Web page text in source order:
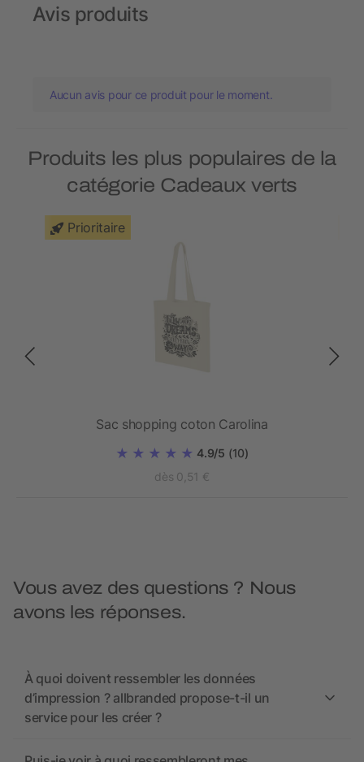
Avis produits
Aucun avis pour ce produit pour le moment.
Produits les plus populaires de la
catégorie Cadeaux verts
Prioritaire
Sac shopping coton Carolina
4.9/5 (10)
dès 0,51 €
Vous avez des questions ? Nous
avons les réponses.
À quoi doivent ressembler les données
d’impression ? allbranded propose-t-il un
service pour les créer ?